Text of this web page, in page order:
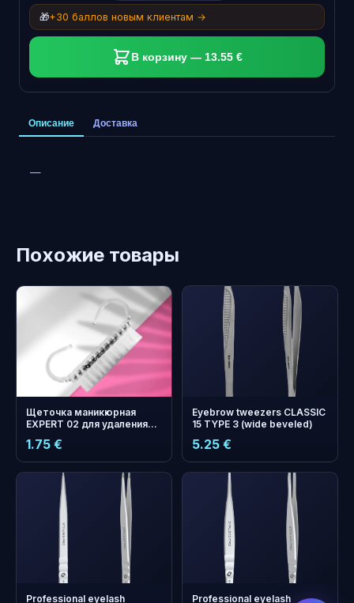
🎁+30 баллов новым клиентам →
В корзину — 13.55 €
Описание Доставка
—
Похожие товары
Щеточка маникюрная
EXPERT 02 для удаления
1.75 €
Eyebrow tweezers CLASSIC
15 TYPE 3 (wide beveled)
5.25 €
Professional eyelash Professional eyelash
+
бонусных
Копите и экономьте на